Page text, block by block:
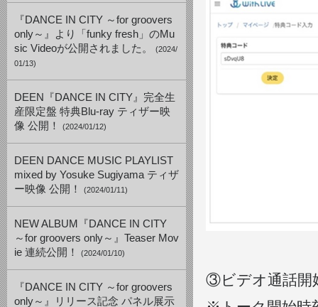
『DANCE IN CITY ～for groovers
only～』より「funky fresh」のMu
sic Videoが公開されました。
(2024/
01/13)
DEEN『DANCE IN CITY』完全生
産限定盤 特典Blu-ray ティザー映
像 公開！
(2024/01/12)
DEEN DANCE MUSIC PLAYLIST
mixed by Yosuke Sugiyama ティザ
ー映像 公開！
(2024/01/11)
NEW ALBUM『DANCE IN CITY
～for groovers only～』Teaser Mov
ie 連続公開！
(2024/01/10)
『DANCE IN CITY ～for groovers
only～』リリース記念 パネル展示
③ビデオ通話開